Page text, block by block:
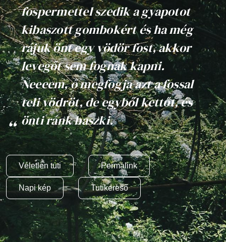
fospermettel szedik a gyapotot
kibaszott gombokért és ha még
rájuk önt egy vödör fost, akkor
levegőt sem fognak kapni.
Neeeem, ő megfogja azt a fossal
teli vödröt, de egyből kettőt, és
önti ránk baszki.
Véletlen tuti Permalink
Napi kép Tutikereső